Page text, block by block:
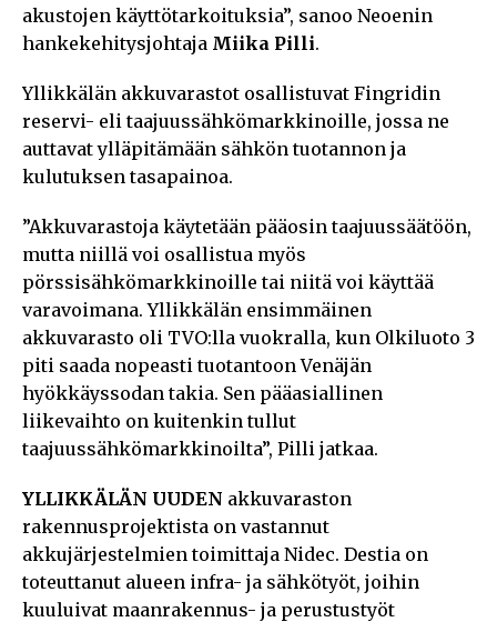
akustojen käyttötarkoituksia”, sanoo Neoenin
hankekehitysjohtaja Miika Pilli.
Yllikkälän akkuvarastot osallistuvat Fingridin
reservi- eli taajuussähkömarkkinoille, jossa ne
auttavat ylläpitämään sähkön tuotannon ja
kulutuksen tasapainoa.
”Akkuvarastoja käytetään pääosin taajuussäätöön,
mutta niillä voi osallistua myös
pörssisähkömarkkinoille tai niitä voi käyttää
varavoimana. Yllikkälän ensimmäinen
akkuvarasto oli TVO:lla vuokralla, kun Olkiluoto 3
piti saada nopeasti tuotantoon Venäjän
hyökkäyssodan takia. Sen pääasiallinen
liikevaihto on kuitenkin tullut
taajuussähkömarkkinoilta”, Pilli jatkaa.
YLLIKKÄLÄN UUDEN akkuvaraston
rakennusprojektista on vastannut
akkujärjestelmien toimittaja Nidec. Destia on
toteuttanut alueen infra- ja sähkötyöt, joihin
kuuluivat maanrakennus- ja perustustyöt